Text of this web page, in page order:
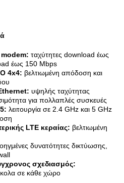
ταχύτητες download έως
έως 150 Mbps
4x4: βελτιωμένη απόδοση και
υψηλής ταχύτητας
για πολλαπλές συσκευές
λειτουργία σε 2.4 GHz και 5 GHz
LTE κεραίας: βελτιωμένη
δυνατότητες δικτύωσης,
σχεδιασμός:
σε κάθε χώρο